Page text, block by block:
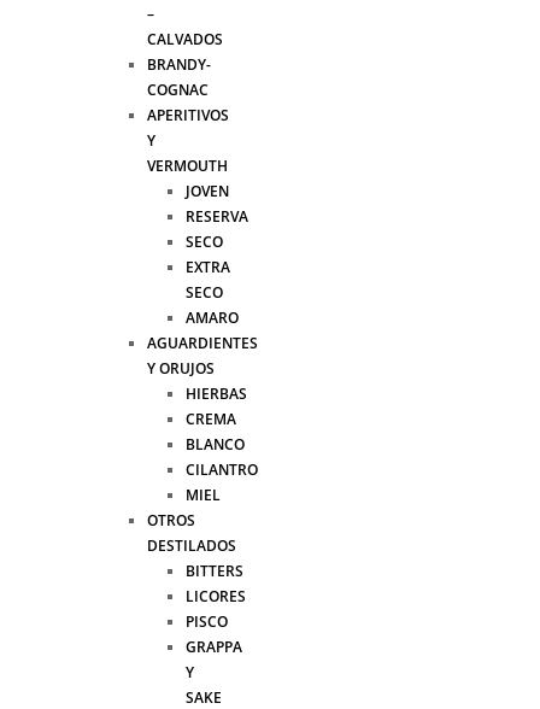
–
CALVADOS
BRANDY-
COGNAC
APERITIVOS
Y
VERMOUTH
JOVEN
RESERVA
SECO
EXTRA
SECO
AMARO
AGUARDIENTES
Y ORUJOS
HIERBAS
CREMA
BLANCO
CILANTRO
MIEL
OTROS
DESTILADOS
BITTERS
LICORES
PISCO
GRAPPA
Y
SAKE